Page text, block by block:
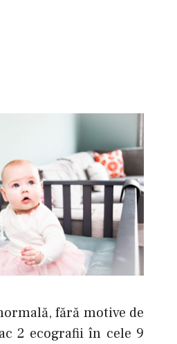
fără motive de
2 ecografii în cele 9